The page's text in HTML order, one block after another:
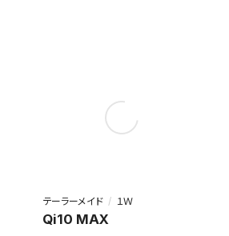
テーラーメイド １Ｗ
Qi10 MAX